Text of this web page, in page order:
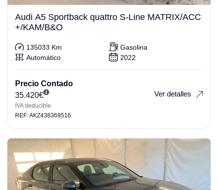
Audi A5 Sportback quattro S-Line MATRIX/ACC
+/KAM/B&O
135033 Km
Gasolina
Automático
2022
Precio Contado
35.420€
IVA deducible
Ver detalles
REF: AKZ438369516